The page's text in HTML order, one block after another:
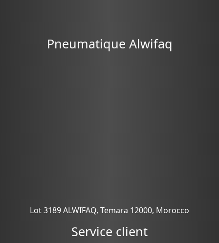
Pneumatique Alwifaq
Lot 3189 ALWIFAQ, Temara 12000, Morocco
Service client